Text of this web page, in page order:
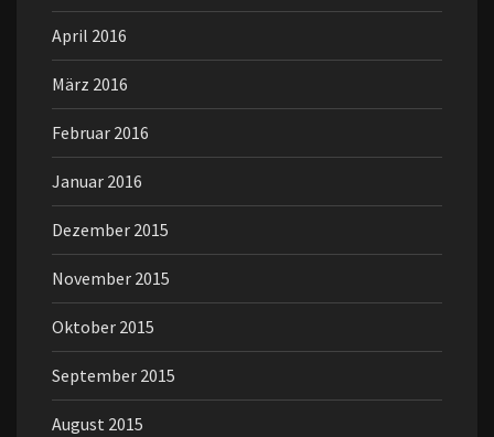
April 2016
März 2016
Februar 2016
Januar 2016
Dezember 2015
November 2015
Oktober 2015
September 2015
August 2015